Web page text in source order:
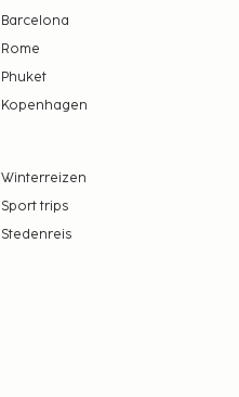
Barcelona
Rome
Phuket
Kopenhagen
Winterreizen
Sport trips
Stedenreis